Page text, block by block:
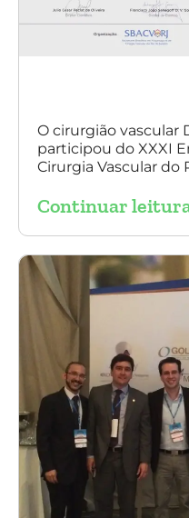
O cirurgião vascular
participou do XXXI
Cirurgia Vascular do
multilayer no
Continuar